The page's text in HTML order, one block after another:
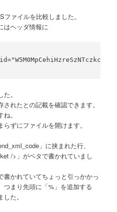
ァイルを比較しました。
はヘッダ情報に
。
れたとの記載を確認できます。
。
ずにファイルを開けます。
」に挟まれた行、
/>」がベタで書かれていまし
書かれていてちょっと引っかかっ
つまり先頭に「%」を追加する
た。